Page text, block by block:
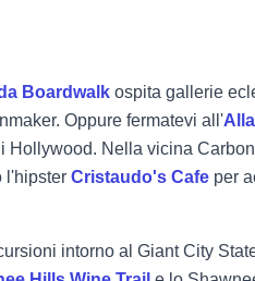
Boardwalk ospita gallerie
Oppure fermatevi all'
Hollywood. Nella vicina
l'hipster Cristaudo's Cafe per
intorno al Giant City